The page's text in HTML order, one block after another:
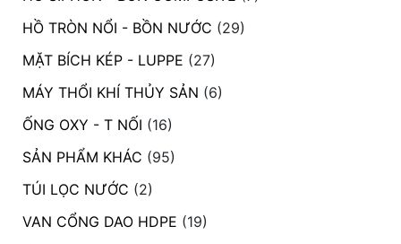
HỒ TRÒN NỔI - BỒN NƯỚC (29)
MẶT BÍCH KÉP - LUPPE (27)
MÁY THỔI KHÍ THỦY SẢN (6)
ỐNG OXY - T NỐI (16)
SẢN PHẨM KHÁC (95)
TÚI LỌC NƯỚC (2)
VAN CỔNG DAO HDPE (19)